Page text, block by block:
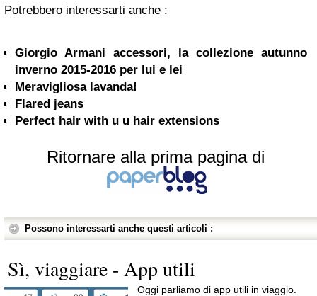
Potrebbero interessarti anche :
Giorgio Armani accessori, la collezione autunno
inverno 2015-2016 per lui e lei
Meravigliosa lavanda!
Flared jeans
Perfect hair with u u hair extensions
Ritornare alla prima pagina di
Possono interessarti anche questi articoli :
Sì, viaggiare - App utili
Oggi parliamo di app utili in viaggio.